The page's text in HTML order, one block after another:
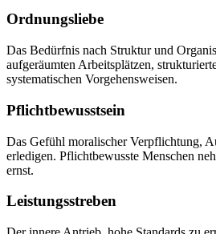
Ordnungsliebe
Das Bedürfnis nach Struktur und
aufgeräumten Arbeitsplätzen,
systematischen Vorgehensweisen.
Pflichtbewusstsein
Das Gefühl moralischer Verpflichtung,
erledigen. Pflichtbewusste Menschen
ernst.
Leistungsstreben